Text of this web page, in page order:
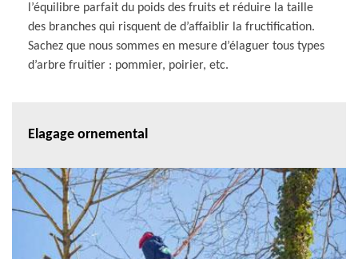
l’équilibre parfait du poids des fruits et réduire la taille
des branches qui risquent de d’affaiblir la fructification.
Sachez que nous sommes en mesure d’élaguer tous types
d’arbre fruitier : pommier, poirier, etc.
Elagage ornemental